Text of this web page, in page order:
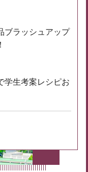
ブラッシュアップ
学生考案レシピお